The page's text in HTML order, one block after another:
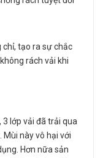
tạo ra sự chắc
rách vải khi
3 lớp vải đã trải qua
này vô hại với
Hơn nữa sản